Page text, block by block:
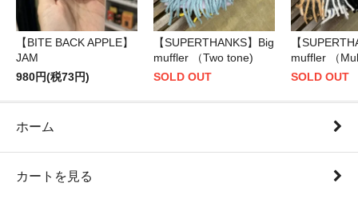
【BITE BACK APPLE】
JAM
980円(税73円)
【SUPERTHANKS】Big
muffler （Two tone)
SOLD OUT
【
muffler （
SOLD OUT
ホーム
カートを見る